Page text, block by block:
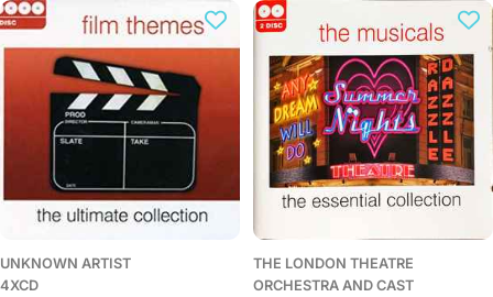
UNKNOWN ARTIST
4XCD
THE LONDON THEATRE
ORCHESTRA AND CAST